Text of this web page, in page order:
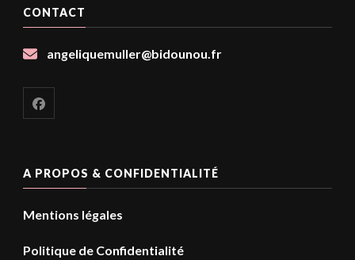
CONTACT
angeliquemuller@bidounou.fr
A PROPOS & CONFIDENTIALITÉ
Mentions légales
Politique de Confidentialité